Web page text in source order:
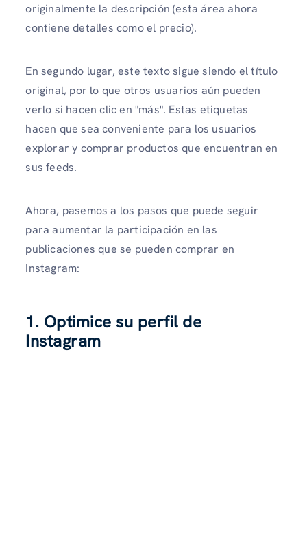
originalmente la descripción (esta área ahora
contiene detalles como el precio).
En segundo lugar, este texto sigue siendo el título
original, por lo que otros usuarios aún pueden
verlo si hacen clic en "más". Estas etiquetas
hacen que sea conveniente para los usuarios
explorar y comprar productos que encuentran en
sus feeds.
Ahora, pasemos a los pasos que puede seguir
para aumentar la participación en las
publicaciones que se pueden comprar en
Instagram:
1. Optimice su perfil de
Instagram